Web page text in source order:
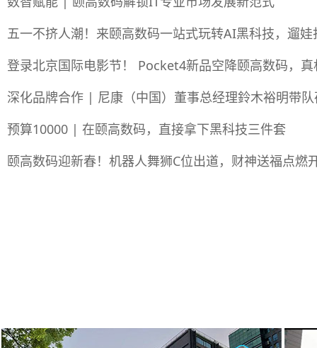
五一不挤人潮！来颐高数码一站式玩转AI黑科技，遛
登录北京国际电影节！ Pocket4新品空降颐高数码，
深化品牌合作 | 尼康（中国）董事总经理鈴木裕明带
预算10000 | 在颐高数码，直接拿下黑科技三件套
颐高数码迎新春！机器人舞狮C位出道，财神送福点燃